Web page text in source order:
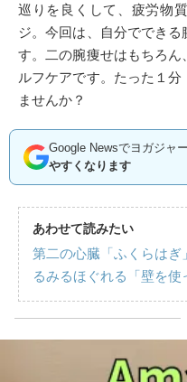
巡りを良くして、疲労物
ジ。今回は、自分ででき
す。二の腕痩せはもちろ
ルフケアです。たった１
ませんか？
Google Newsでヨガジャ
やすくなります
あわせて読みたい
第二の心臓「ふくらは
るみるほぐれる「壁を使